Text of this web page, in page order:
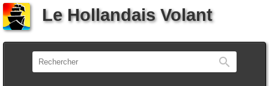
Le Hollandais Volant